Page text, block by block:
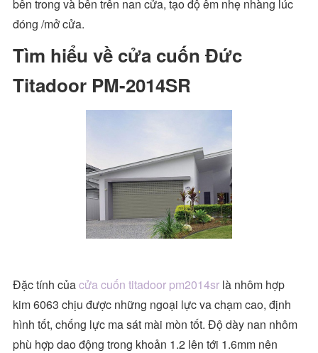
bên trong và bên trên nan cửa, tạo độ êm nhẹ nhàng lúc
đóng /mở cửa.
Tìm hiểu về cửa cuốn Đức
Titadoor PM-2014SR
Đặc tính củacửa cuốn titadoor pm2014sr là nhôm hợp
kim 6063 chịu được những ngoại lực va chạm cao, định
hình tốt, chống lực ma sát mài mòn tốt. Độ dày nan nhôm
phù hợp dao động trong khoản 1.2 lên tới 1.6mm nên